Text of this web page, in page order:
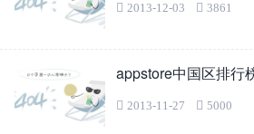
2013-12-03 3861
appstore中国区排行
2013-11-27 5000